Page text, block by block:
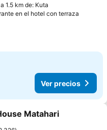
1.5 km de: Kuta
en el hotel con terraza
Ver precios
a favoritos
Matahari